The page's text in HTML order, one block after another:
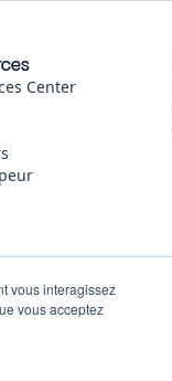
vous interagissez
vous acceptez
Center